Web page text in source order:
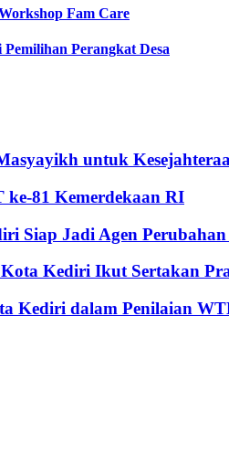
Fam Care
Perangkat Desa
untuk
81 Kemerdekaan RI
Siap Jadi Agen
Kediri Ikut Sertakan
Kediri dalam Penilaian